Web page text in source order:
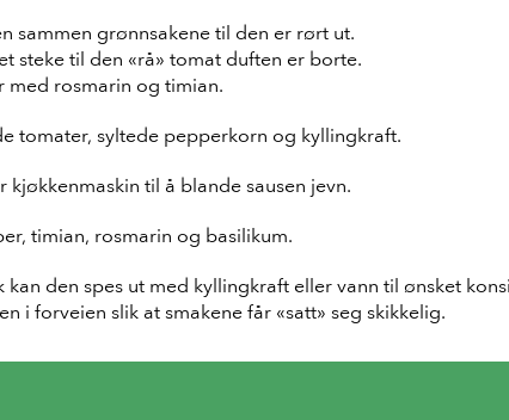
sammen grønnsakene til den er rørt ut.
steke til den «rå» tomat duften er borte.
med rosmarin og timian.
tomater, syltede pepperkorn og kyllingkraft.
kjøkkenmaskin til å blande sausen jevn.
timian, rosmarin og basilikum.
kan den spes ut med kyllingkraft eller vann til ønsket
i forveien slik at smakene får «satt» seg skikkelig.